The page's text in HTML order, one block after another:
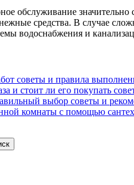
обслуживание
средства. В случае
водоснабжения и
советы и правила
и стоит ли его покупать
выбор советы и
комнаты с помощью